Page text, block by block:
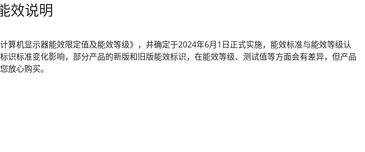
效说明
机显示器能效限定值及能效等级》，并确定于2024年6月1日正式实施，能效标准与能效等级认
标准变化影响，部分产品的新版和旧版能效标识，在能效等级、测试值等方面会有差异，但产品
放心购买。